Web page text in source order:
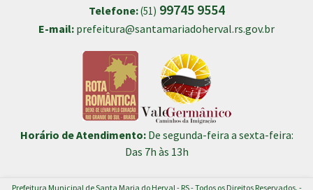
Telefone:(51) 99745 9554
E-mail: prefeitura@santamariadoherval.rs.gov.br
Horário de Atendimento:De segunda-feira a sexta-feira:
Das 7h às 13h
Prefeitura Municipal de Santa Maria do Herval - RS - Todos os Direitos Reservados. -